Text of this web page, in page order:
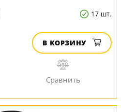
17 шт.
В КОРЗИНУ